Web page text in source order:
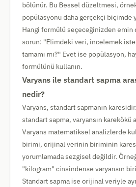
bölünür. Bu Bessel düzeltmesi,
popülasyonu daha gerçekçi biçimde
Hangi formülü seçeceğinizden emin
sorun: "Elimdeki veri, incelemek
tamamı mı?" Evet ise popülasyon,
formülünü kullanın.
Varyans ile standart sapma
nedir?
Varyans, standart sapmanın
standart sapma, varyansın karekökü
Varyans matematiksel analizlerde
birimi, orijinal verinin biriminin
yorumlamada sezgisel değildir.
"kilogram" cinsindense varyansın
Standart sapma ise orijinal veriyle